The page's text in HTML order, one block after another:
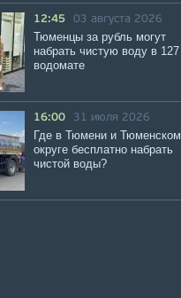
12:45 03 августа 2026
Тюменцы за рубль могут
набрать чистую воду в 127
водомате
16:00 31 июля 2026
Где в Тюмени и Тюменском
округе бесплатно набрать
чистой воды?